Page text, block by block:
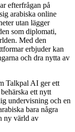
efterfrågan på
arabiska online
utan lägger
som diplomati,
Med den
erbjuder kan
och dra nytta av
Talkpal AI ger ett
ett nytt
undervisning och en
bara några
ny värld av